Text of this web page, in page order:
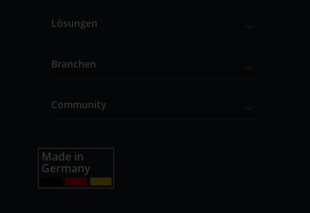
Lösungen
Branchen
Community